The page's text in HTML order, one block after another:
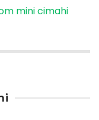
mini cimahi